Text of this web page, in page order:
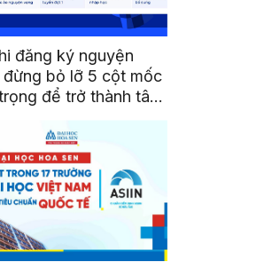
đăng ký nguyện
đừng bỏ lỡ 5 cột mốc
để trở thành tân
HSU